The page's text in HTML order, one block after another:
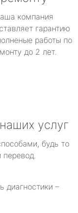
компания
гарантию
работы по
до 2 лет.
услуг
будь то
перевод.
диагностики –